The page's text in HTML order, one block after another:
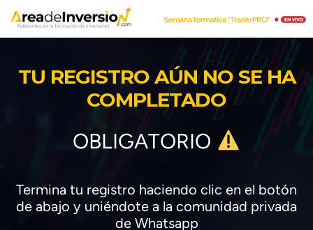
TU REGISTRO AÚN NO SE HA
COMPLETADO
OBLIGATORIO
Termina tu registro haciendo clic en el botón
de abajo y uniéndote a la comunidad privada
de Whatsapp